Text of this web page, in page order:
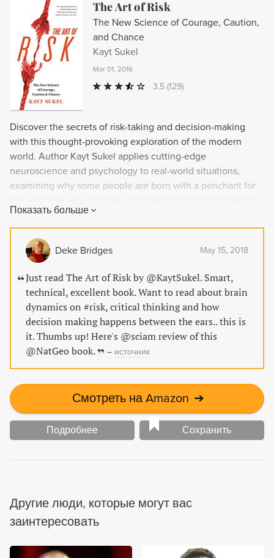
The Art of Risk
The New Science of Courage, Caution,
and Chance
Kayt Sukel
Mar 01, 2016
3.5 (129)
Discover the secrets of risk-taking and decision-making
with this thought-provoking exploration of the modern
world. Author Kayt Sukel applies cutting-edge
neuroscience and psychology to real-world situations,
examining why some people are born with a penchant for
success in both our personal and professional lives. With
captivating case studies and an engaging writing style, The
Art of Risk empowers readers to understand their own
behavior and make smarter decisions.
Показать больше
Deke Bridges May 15, 2018
Just read The Art of Risk by @KaytSukel. Smart,
technical, excellent book. Want to read about brain
dynamics on #risk, critical thinking and how
decision making happens between the ears.. this is
it. Thumbs up! Here's @sciam review of this
@NatGeo book.
– источник
Смотреть на Amazon ➔
Подробнее Сохранить
Другие люди, которые могут вас
заинтересовать